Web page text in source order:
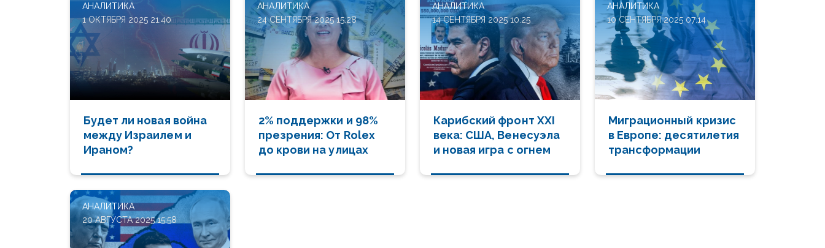
АНАЛИТИКА
1 ОКТЯБРЯ 2025 21:40
Будет ли новая война
между Израилем и
Ираном?
АНАЛИТИКА
24 СЕНТЯБРЯ 2025 15:28
2% поддержки и 98%
презрения: От Rolex
до крови на улицах
АНАЛИТИКА
14 СЕНТЯБРЯ 2025 10:25
Карибский фронт XXI
века: США, Венесуэла
и новая игра с огнем
АНАЛИТИКА
10 СЕНТЯБРЯ 2025 07:14
Миграционный кризис
в Европе: десятилетия
трансформации
АНАЛИТИКА
20 АВГУСТА 2025 15:58